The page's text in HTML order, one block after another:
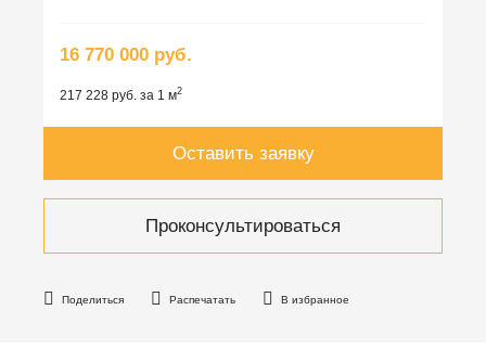
Поделиться Распечатать В избранное
16 770 000 руб.
217 228 руб. за 1 м2
Оставить заявку
Проконсультироваться